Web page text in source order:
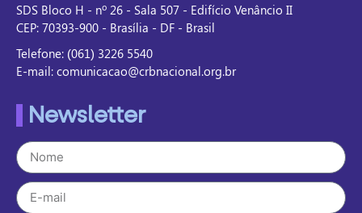
SDS Bloco H - nº 26 - Sala 507 - Edifício Venâncio II
CEP: 70393-900 - Brasília - DF - Brasil
Telefone: (061) 3226 5540
E-mail: comunicacao@crbnacional.org.br
Newsletter